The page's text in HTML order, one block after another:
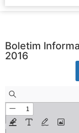
Boletim
2016